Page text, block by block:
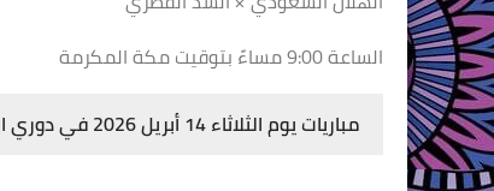
الساعة 9:00 مساءً بتوقيت مكة المكرمة
مباريات يوم الثلاثاء 14 أبريل 2026 في دوري ابطال آسيا